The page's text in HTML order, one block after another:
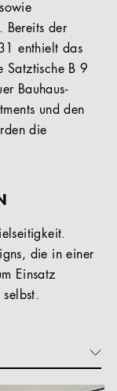
Bereits der
enthielt das
Satztische B 9
Bauhaus-
und den
die
die in einer
Einsatz
selbst.